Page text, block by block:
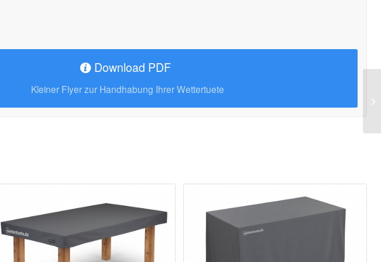
Download PDF
Kleiner Flyer zur Handhabung Ihrer Wettertuete